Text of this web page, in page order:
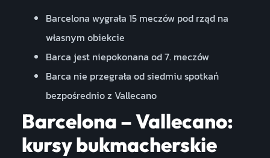
Barcelona wygrała 15 meczów pod rząd na
własnym obiekcie
Barca jest niepokonana od 7. meczów
Barca nie przegrała od siedmiu spotkań
bezpośrednio z Vallecano
Barcelona – Vallecano:
kursy bukmacherskie